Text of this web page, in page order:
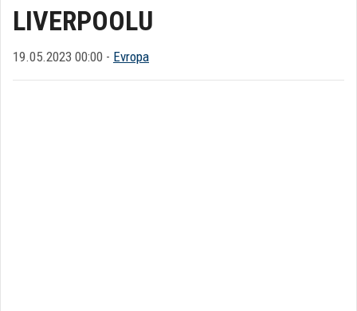
LIVERPOOLU
19.05.2023 00:00 - Evropa